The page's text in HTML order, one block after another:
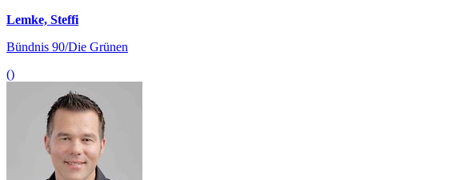
Lemke, Steffi
Bündnis 90/Die Grünen
()